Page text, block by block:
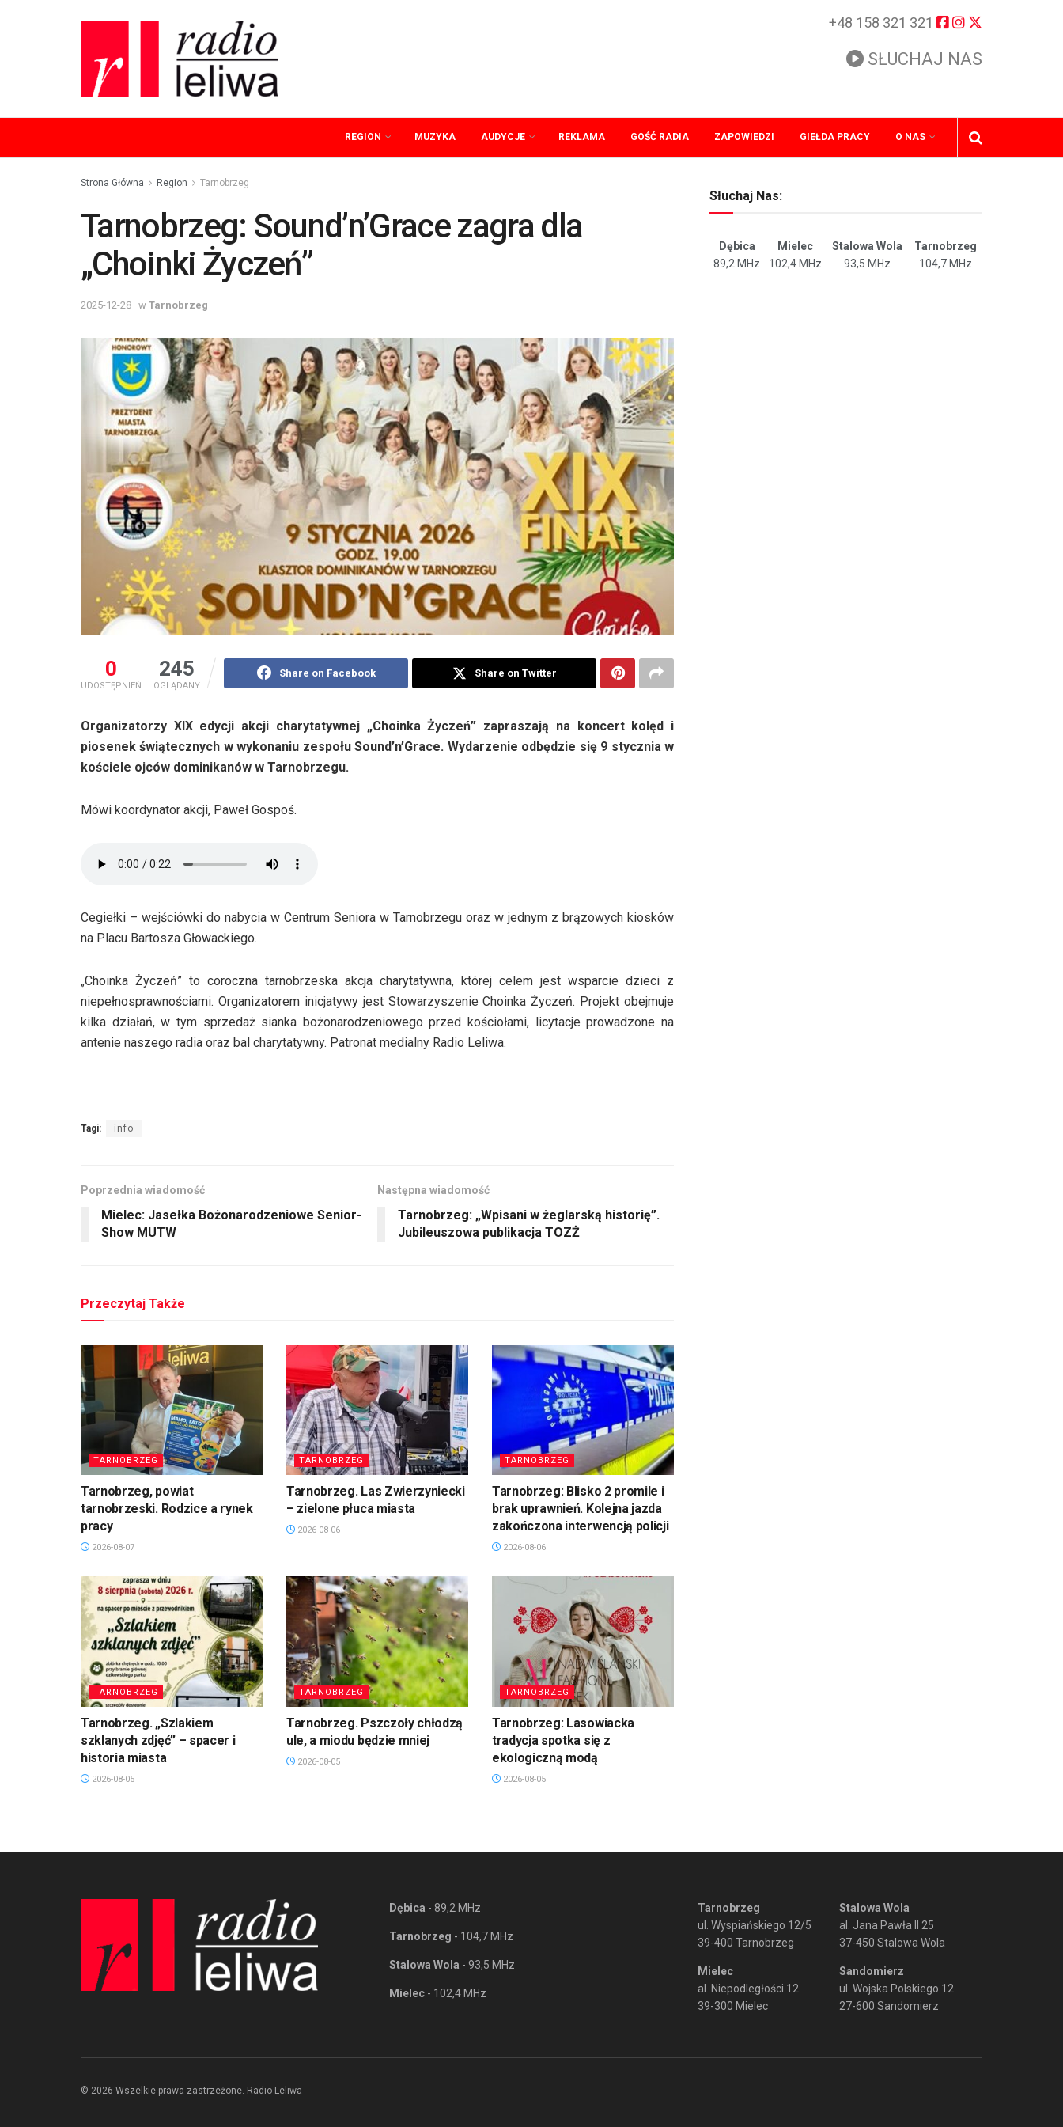
+48 158 321 321
SŁUCHAJ NAS
REGION MUZYKA AUDYCJE REKLAMA GOŚĆ RADIA ZAPOWIEDZI GIEŁDA PRACY O NAS
Strona Główna Region Tarnobrzeg
Tarnobrzeg: Sound’n’Grace zagra dla
„Choinki Życzeń”
2025-12-28 w Tarnobrzeg
0
UDOSTĘPNIEŃ
245
OGLĄDANY
Share on Facebook Share on Twitter
Organizatorzy XIX edycji akcji charytatywnej „Choinka Życzeń” zapraszają na koncert kolęd i
piosenek świątecznych w wykonaniu zespołu Sound’n’Grace. Wydarzenie odbędzie się 9 stycznia w
kościele ojców dominikanów w Tarnobrzegu.
Mówi koordynator akcji, Paweł Gospoś.
Cegiełki – wejściówki do nabycia w Centrum Seniora w Tarnobrzegu oraz w jednym z brązowych kiosków
na Placu Bartosza Głowackiego.
„Choinka Życzeń” to coroczna tarnobrzeska akcja charytatywna, której celem jest wsparcie dzieci z
niepełnosprawnościami. Organizatorem inicjatywy jest Stowarzyszenie Choinka Życzeń. Projekt obejmuje
kilka działań, w tym sprzedaż sianka bożonarodzeniowego przed kościołami, licytacje prowadzone na
antenie naszego radia oraz bal charytatywny. Patronat medialny Radio Leliwa.
Tagi: info
Poprzednia wiadomość
Mielec: Jasełka Bożonarodzeniowe Senior-
Show MUTW
Następna wiadomość
Tarnobrzeg: „Wpisani w żeglarską historię”.
Jubileuszowa publikacja TOZŻ
Przeczytaj Także
TARNOBRZEG
Tarnobrzeg, powiat
tarnobrzeski. Rodzice a rynek
pracy
2026-08-07
TARNOBRZEG
Tarnobrzeg. Las Zwierzyniecki
– zielone płuca miasta
2026-08-06
TARNOBRZEG
Tarnobrzeg: Blisko 2 promile i
brak uprawnień. Kolejna jazda
zakończona interwencją policji
2026-08-06
TARNOBRZEG
Tarnobrzeg. „Szlakiem
szklanych zdjęć” – spacer i
historia miasta
2026-08-05
TARNOBRZEG
Tarnobrzeg. Pszczoły chłodzą
ule, a miodu będzie mniej
2026-08-05
TARNOBRZEG
Tarnobrzeg: Lasowiacka
tradycja spotka się z
ekologiczną modą
2026-08-05
Słuchaj Nas:
Dębica Mielec Stalowa Wola
Tarnobrzeg
89,2 MHz
102,4 MHz 93,5 MHz 104,7 MHz
Dębica - 89,2 MHz
Tarnobrzeg - 104,7 MHz
Stalowa Wola - 93,5 MHz
Mielec - 102,4 MHz
Tarnobrzeg
ul. Wyspiańskiego 12/5
39-400 Tarnobrzeg
Mielec
al. Niepodległości 12
39-300 Mielec
Stalowa Wola
al. Jana Pawła II 25
37-450 Stalowa Wola
Sandomierz
ul. Wojska Polskiego 12
27-600 Sandomierz
© 2026 Wszelkie prawa zastrzeżone. Radio Leliwa